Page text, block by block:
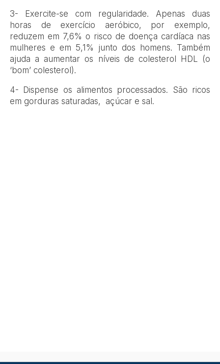
3- Exercite-se com regularidade. Apenas duas
horas de exercício aeróbico, por exemplo,
reduzem em 7,6% o risco de doença cardíaca nas
mulheres e em 5,1% junto dos homens. Também
ajuda a aumentar os níveis de colesterol HDL (o
‘bom’ colesterol).
4- Dispense os alimentos processados. São ricos
em gorduras saturadas, açúcar e sal.